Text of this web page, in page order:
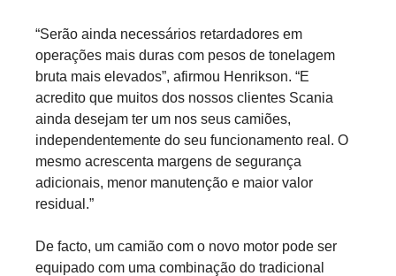
“Serão ainda necessários retardadores em
operações mais duras com pesos de tonelagem
bruta mais elevados”, afirmou Henrikson. “E
acredito que muitos dos nossos clientes Scania
ainda desejam ter um nos seus camiões,
independentemente do seu funcionamento real. O
mesmo acrescenta margens de segurança
adicionais, menor manutenção e maior valor
residual.”
De facto, um camião com o novo motor pode ser
equipado com uma combinação do tradicional